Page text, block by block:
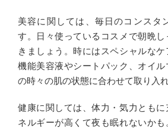
美容に関しては、毎日のコンスタ
す。日々使っているコスメで朝晩
きましょう。時にはスペシャルな
機能美容液やシートパック、オイ
の時々の肌の状態に合わせて取り入れ
健康に関しては、体力・気力とも
ネルギーが高くて夜も眠れないか